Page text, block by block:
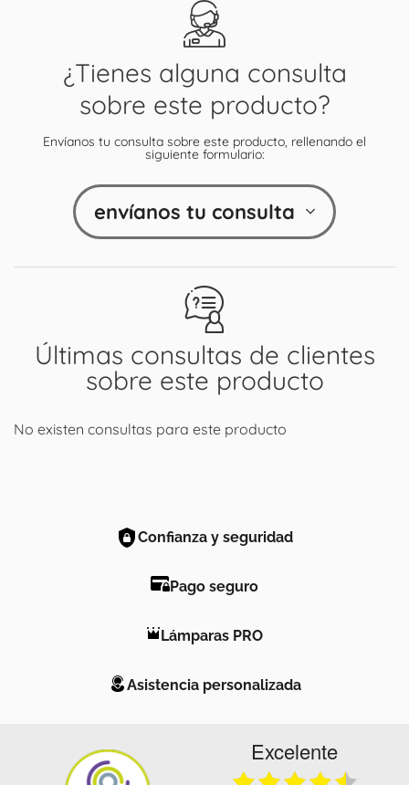
Últimas consultas de clientes
sobre este producto
No existen consultas para este producto
¿Tienes alguna consulta
sobre este producto?
Envíanos tu consulta sobre este producto, rellenando el
siguiente formulario:
envíanos tu consulta
Confianza y seguridad
Pago seguro
Lámparas PRO
Asistencia personalizada
Excelente